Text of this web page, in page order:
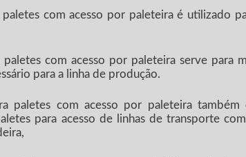
com acesso por paleteira é utilizado
com acesso por paleteira serve para
para a linha de produção.
paletes com acesso por paleteira também
para acesso de linhas de transporte